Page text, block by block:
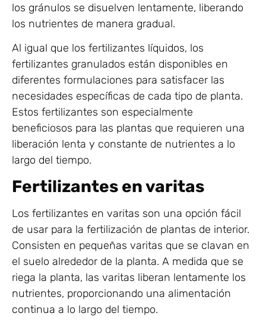
los gránulos se disuelven lentamente, liberando
los nutrientes de manera gradual.
Al igual que los fertilizantes líquidos, los
fertilizantes granulados están disponibles en
diferentes formulaciones para satisfacer las
necesidades específicas de cada tipo de planta.
Estos fertilizantes son especialmente
beneficiosos para las plantas que requieren una
liberación lenta y constante de nutrientes a lo
largo del tiempo.
Fertilizantes en varitas
Los fertilizantes en varitas son una opción fácil
de usar para la fertilización de plantas de interior.
Consisten en pequeñas varitas que se clavan en
el suelo alrededor de la planta. A medida que se
riega la planta, las varitas liberan lentamente los
nutrientes, proporcionando una alimentación
continua a lo largo del tiempo.